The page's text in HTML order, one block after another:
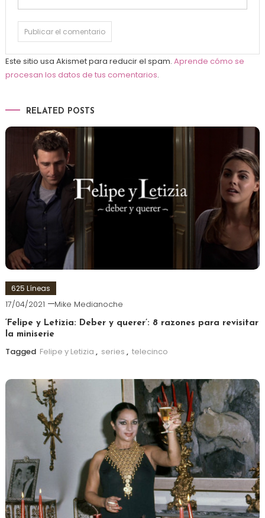
Este sitio usa Akismet para reducir el spam. Aprende cómo se
procesan los datos de tus comentarios.
RELATED POSTS
625 Líneas
17/04/2021 Mike Medianoche
‘Felipe y Letizia: Deber y querer’: 8 razones para revisitar
la miniserie
Tagged Felipe y Letizia , series , telecinco